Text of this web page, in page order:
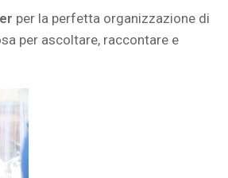
per la perfetta organizzazione di
per ascoltare, raccontare e